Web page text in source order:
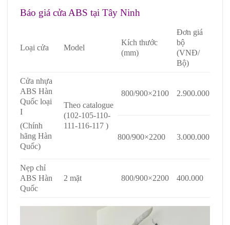
Báo giá cửa ABS tại Tây Ninh
Loại cửa Model
Kích thước
(mm)
Đơn giá
bộ
(VNĐ/
Bộ)
Cửa nhựa
ABS Hàn
Quốc loại
I
(Chính
hãng Hàn
Quốc)
Theo catalogue
(102-105-110-
111-116-117 )
800/900×2100 2.900.000
800/900×2200 3.000.000
Nẹp chỉ
ABS Hàn
Quốc
2 mặt 800/900×2200 400.000